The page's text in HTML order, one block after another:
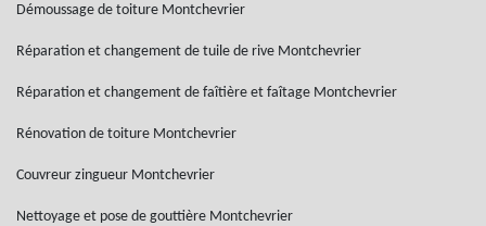
Démoussage de toiture Montchevrier
Réparation et changement de tuile de rive Montchevrier
Réparation et changement de faîtière et faîtage Montchevrier
Rénovation de toiture Montchevrier
Couvreur zingueur Montchevrier
Nettoyage et pose de gouttière Montchevrier